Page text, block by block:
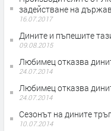
задействане на
16.07.2017
Дините и пъпешите
09.08.2015
Любимец отказва
24.07.2014
Любимец отказва
24.07.2014
Сезонът на дините
10.07.2014